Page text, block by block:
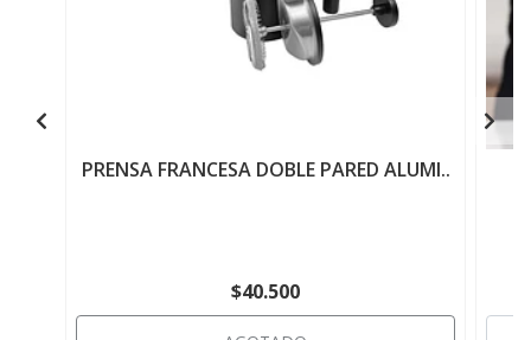
PRENSA FRANCESA DOBLE PARED ALUMI..
$40.500